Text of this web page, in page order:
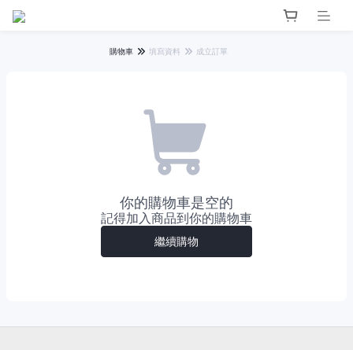
購物車 填寫資料 成立訂單
你的購物車是空的
記得加入商品到你的購物車
繼續購物